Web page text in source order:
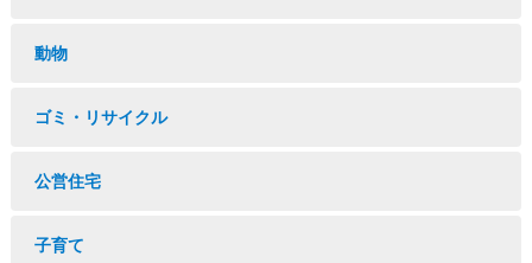
動物
ゴミ・リサイクル
公営住宅
子育て